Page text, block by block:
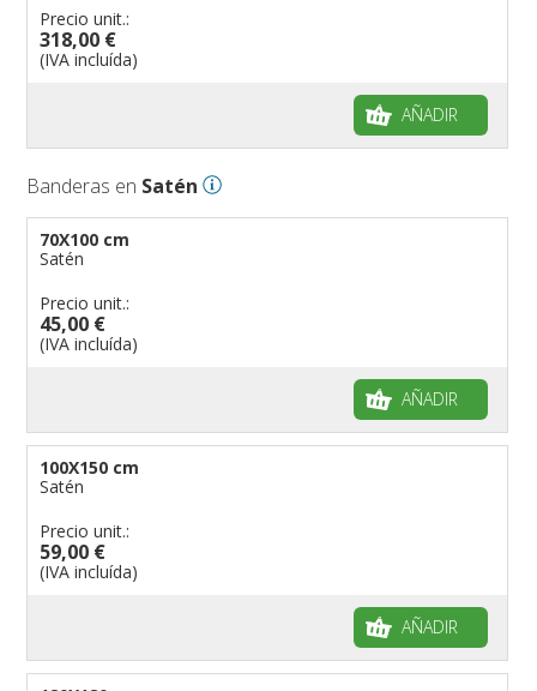
Precio unit.:
318,00 €
(IVA incluída)
AÑADIR
Banderas en Satén
70X100 cm
Satén
Precio unit.:
45,00 €
(IVA incluída)
AÑADIR
100X150 cm
Satén
Precio unit.:
59,00 €
(IVA incluída)
AÑADIR